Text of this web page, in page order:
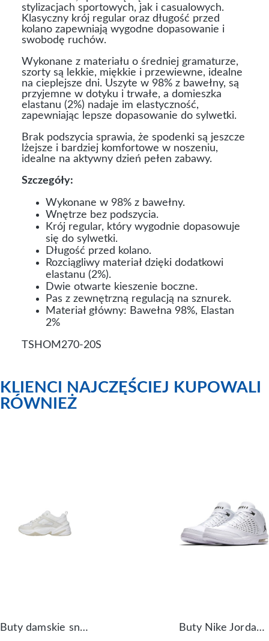
stylizacjach sportowych, jak i casualowych.
Klasyczny krój regular oraz długość przed
kolano zapewniają wygodne dopasowanie i
swobodę ruchów.
Wykonane z materiału o średniej gramaturze,
szorty są lekkie, miękkie i przewiewne, idealne
na cieplejsze dni. Uszyte w 98% z bawełny, są
przyjemne w dotyku i trwałe, a domieszka
elastanu (2%) nadaje im elastyczność,
zapewniając lepsze dopasowanie do sylwetki.
Brak podszycia sprawia, że spodenki są jeszcze
lżejsze i bardziej komfortowe w noszeniu,
idealne na aktywny dzień pełen zabawy.
Szczegóły:
Wykonane w 98% z bawełny.
Wnętrze bez podszycia.
Krój regular, który wygodnie dopasowuje
się do sylwetki.
Długość przed kolano.
Rozciągliwy materiał dzięki dodatkowi
elastanu (2%).
Dwie otwarte kieszenie boczne.
Pas z zewnętrzną regulacją na sznurek.
Materiał główny: Bawełna 98%, Elastan
2%
TSHOM270-20S
KLIENCI NAJCZĘŚCIEJ KUPOWALI
RÓWNIEŻ
Buty damskie sneakersy Nike M2K Tekno AO3108-006 Buty Nike Jordan Flight Origin 4 921196-100